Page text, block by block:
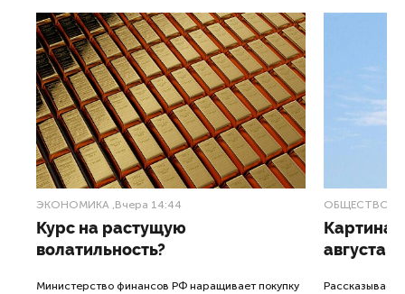
ЭКОНОМИКА ,Вчера 14:44
Курс на растущую
волатильность?
Министерство финансов РФ наращивает покупку
ОБЩЕСТВО
Картина
августа
Рассказываем